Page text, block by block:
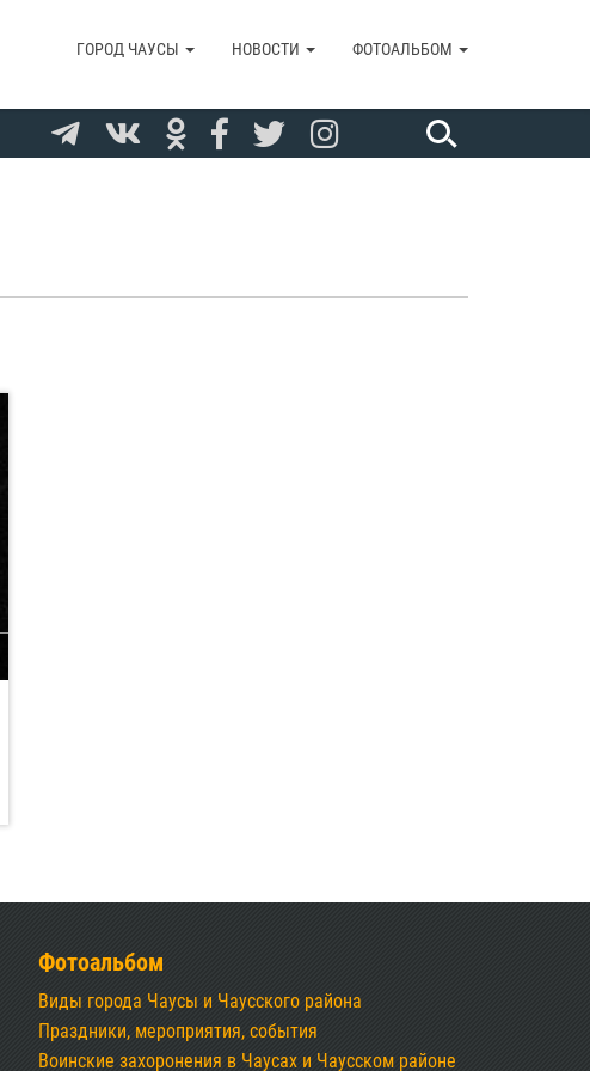
ГОРОД ЧАУСЫ НОВОСТИ ФОТОАЛЬБОМ
Фотоальбом
Виды города Чаусы и Чаусского района
Праздники, мероприятия, события
Воинские захоронения в Чаусах и Чаусском районе